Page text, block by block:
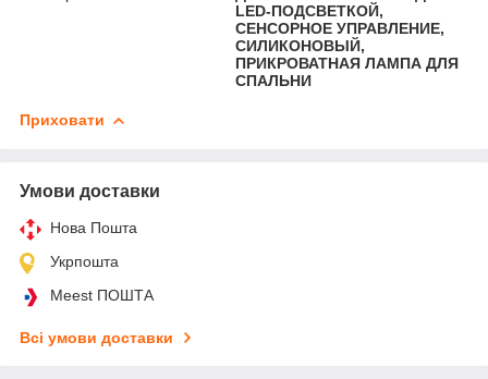
LED-ПОДСВЕТКОЙ,
СЕНСОРНОЕ УПРАВЛЕНИЕ,
СИЛИКОНОВЫЙ,
ПРИКРОВАТНАЯ ЛАМПА ДЛЯ
СПАЛЬНИ
Приховати
Умови доставки
Нова Пошта
Укрпошта
Meest ПОШТА
Всі умови доставки